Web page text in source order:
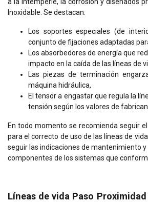
Inoxidable. Se destacan:
Los soportes especiales (de
conjunto de fijaciones adaptadas
Los absorbedores de energía que
impacto en la caída de las líneas de
Las piezas de terminación
máquina hidráulica,
El tensor a engastar que regula la
tensión según los valores de
En todo momento se recomienda seguir
para el correcto de uso de las líneas de
seguir las indicaciones de mantenimiento
componentes de los sistemas que
Líneas de vida Paso